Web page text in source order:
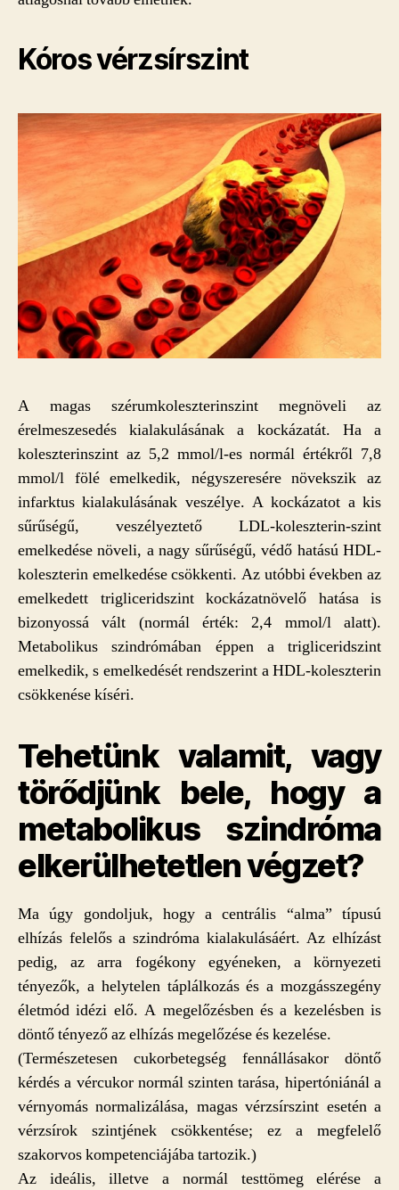
Kóros vérzsírszint
A magas szérumkoleszterinszint megnöveli az
érelmeszesedés kialakulásának a kockázatát. Ha a
koleszterinszint az 5,2 mmol/l-es normál értékről 7,8
mmol/l fölé emelkedik, négyszeresére növekszik az
infarktus kialakulásának veszélye. A kockázatot a kis
sűrűségű, veszélyeztető LDL-koleszterin-szint
emelkedése növeli, a nagy sűrűségű, védő hatású HDL-
koleszterin emelkedése csökkenti. Az utóbbi években az
emelkedett trigliceridszint kockázatnövelő hatása is
bizonyossá vált (normál érték: 2,4 mmol/l alatt).
Metabolikus szindrómában éppen a trigliceridszint
emelkedik, s emelkedését rendszerint a HDL-koleszterin
csökkenése kíséri.
Tehetünk valamit, vagy
törődjünk bele, hogy a
metabolikus szindróma
elkerülhetetlen végzet?
Ma úgy gondoljuk, hogy a centrális “alma” típusú
elhízás felelős a szindróma kialakulásáért. Az elhízást
pedig, az arra fogékony egyéneken, a környezeti
tényezők, a helytelen táplálkozás és a mozgásszegény
életmód idézi elő. A megelőzésben és a kezelésben is
döntő tényező az elhízás megelőzése és kezelése.
(Természetesen cukorbetegség fennállásakor döntő
kérdés a vércukor normál szinten tarása, hipertóniánál a
vérnyomás normalizálása, magas vérzsírszint esetén a
vérzsírok szintjének csökkentése; ez a megfelelő
szakorvos kompetenciájába tartozik.)
Az ideális, illetve a normál testtömeg elérése a